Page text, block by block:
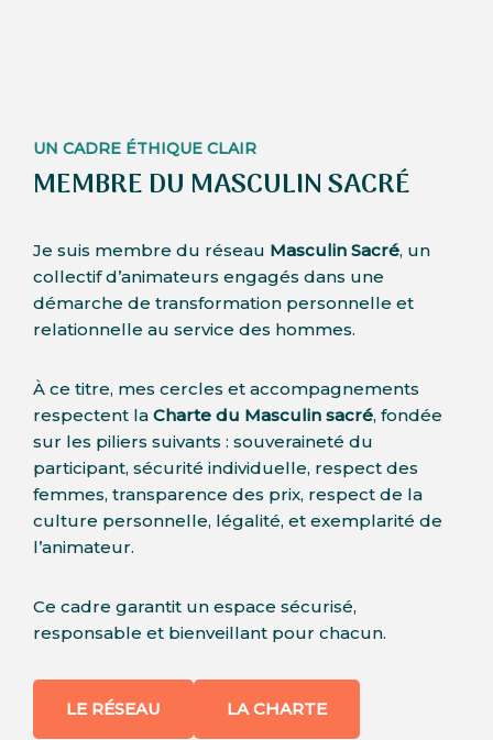
UN CADRE ÉTHIQUE CLAIR
MEMBRE DU MASCULIN SACRÉ
Je suis membre du réseau Masculin Sacré, un
collectif d’animateurs engagés dans une
démarche de transformation personnelle et
relationnelle au service des hommes.
À ce titre, mes cercles et accompagnements
respectent la Charte du Masculin sacré, fondée
sur les piliers suivants : souveraineté du
participant, sécurité individuelle, respect des
femmes, transparence des prix, respect de la
culture personnelle, légalité, et exemplarité de
l’animateur.
Ce cadre garantit un espace sécurisé,
responsable et bienveillant pour chacun.
LE RÉSEAU LA CHARTE